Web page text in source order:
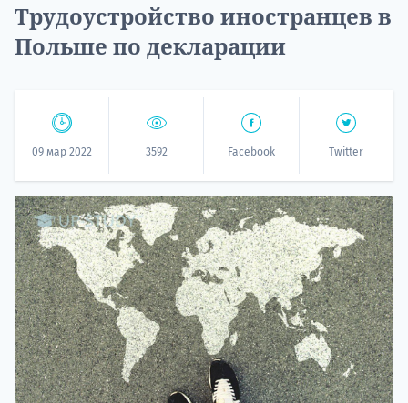
Трудоустройство иностранцев в
Польше по декларации
09 мар 2022 3592 Facebook Twitter
НАБОР